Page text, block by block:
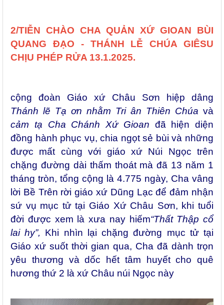
2/TIỄN CHÀO CHA QUẢN XỨ GIOAN BÙI
QUANG ĐẠO - THÁNH LỄ CHÚA GIÊSU
CHỊU PHÉP RỬA 13.1.2025.
cộng đoàn Giáo xứ Châu Sơn hiệp dâng
Thánh lẽ Tạ ơn nhằm Tri ân Thiên Chúa và
cảm tạ Cha Chánh Xứ Gioan đã hiện diện
đồng hành phục vụ, chia ngọt sẻ bùi và những
được mất cùng với giáo xứ Núi Ngọc trên
chặng đường dài thấm thoát mà đã 13 năm 1
tháng tròn, tổng cộng là 4.775 ngày, Cha vâng
lời Bề Trên rời giáo xứ Dũng Lạc để đảm nhận
sứ vụ mục tử tại Giáo Xứ Châu Sơn, khi tuổi
đời được xem là xưa nay hiếm“Thất Thập cổ
lai hy”, Khi nhìn lại chặng đường mục tử tại
Giáo xứ suốt thời gian qua, Cha đã dành trọn
yêu thương và dốc hết tâm huyết cho quê
hương thứ 2 là xứ Châu núi Ngọc này